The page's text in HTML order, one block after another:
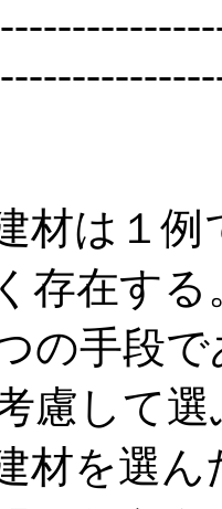
材は１
存在す
の手段
慮して
材を選